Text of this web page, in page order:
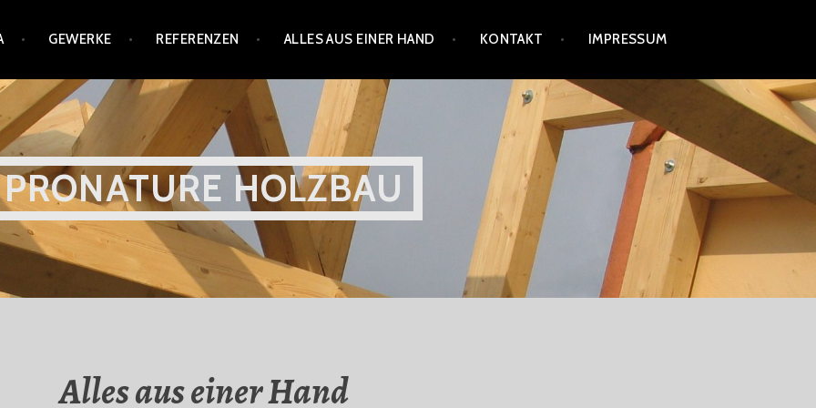
GEWERKE REFERENZEN ALLES AUS EINER HAND KONTAKT IMPRESSUM
PRONATURE HOLZBAU
Alles aus einer Hand